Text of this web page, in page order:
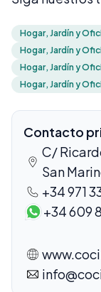
Hogar, Jardín y
Hogar, Jardín y
Hogar, Jardín y
Hogar, Jardín y
Contacto
C/
San
+34 971
+34 609